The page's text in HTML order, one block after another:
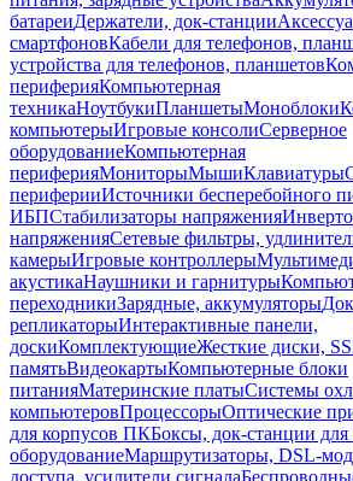
батареиДержатели, док-станции
смартфоновКабели для телефонов,
устройства для телефонов, планшетов
периферияКомпьютерная
техникаНоутбукиПланшетыМоноблоки
компьютерыИгровые консолиСерверное
оборудованиеКомпьютерная
периферияМониторыМышиКлавиатуры
периферииИсточники бесперебойного
ИБПСтабилизаторы напряжения
напряженияСетевые фильтры,
камерыИгровые контроллеры
акустикаНаушники и гарнитуры
переходникиЗарядные, аккумуляторы
репликаторыИнтерактивные панели,
доскиКомплектующиеЖесткие диски,
памятьВидеокартыКомпьютерные блоки
питанияМатеринские платыСистемы
компьютеровПроцессорыОптические
для корпусов ПКБоксы, док-станции для
оборудованиеМаршрутизаторы, DSL-
доступа, усилители сигнала